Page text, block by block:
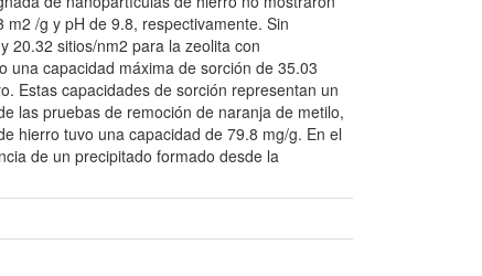
/g y pH de 9.8, respectivamente. Sin
20.32 sitios/nm2 para la zeolita con
una capacidad máxima de sorción de 35.03
Estas capacidades de sorción representan un
las pruebas de remoción de naranja de metilo,
hierro tuvo una capacidad de 79.8 mg/g. En el
de un precipitado formado desde la